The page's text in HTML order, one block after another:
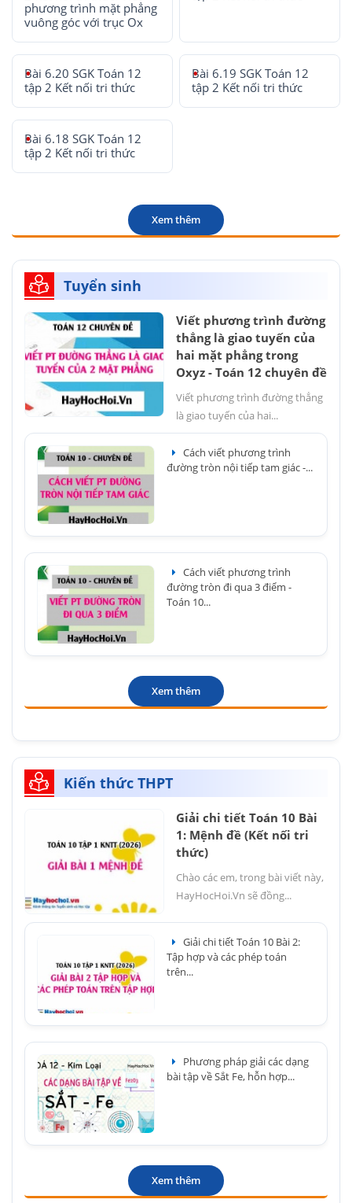
phương trình mặt phẳng
vuông góc với trục Ox
Bài 6.20 SGK Toán 12
tập 2 Kết nối tri thức
Bài 6.19 SGK Toán 12
tập 2 Kết nối tri thức
Bài 6.18 SGK Toán 12
tập 2 Kết nối tri thức
Xem thêm
Tuyển sinh
Viết phương trình đường
thẳng là giao tuyến của
hai mặt phẳng trong
Oxyz - Toán 12 chuyên đề
Viết phương trình đường thẳng
là giao tuyến của hai...
Cách viết phương trình
đường tròn nội tiếp tam giác -...
Cách viết phương trình
đường tròn đi qua 3 điểm -
Toán 10...
Xem thêm
Kiến thức THPT
Giải chi tiết Toán 10 Bài
1: Mệnh đề (Kết nối tri
thức)
Chào các em, trong bài viết này,
HayHocHoi.Vn sẽ đồng...
Giải chi tiết Toán 10 Bài 2:
Tập hợp và các phép toán
trên...
Phương pháp giải các dạng
bài tập về Sắt Fe, hỗn hợp...
Xem thêm